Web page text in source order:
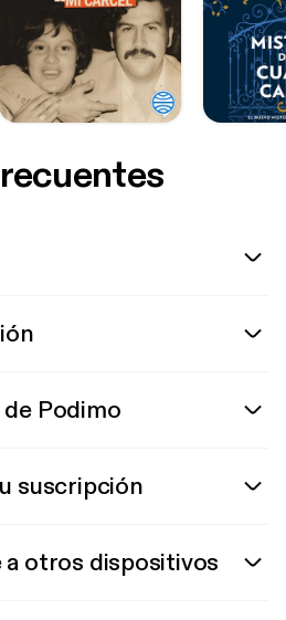
Podimo
suscripción
otros dispositivos